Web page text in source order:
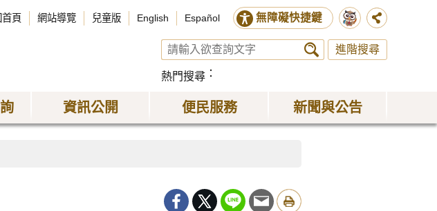
首頁 網站導覽 兒童版 English Español 無障礙快捷鍵
進階搜尋
熱門搜尋
資訊公開 便民服務 新聞與公告